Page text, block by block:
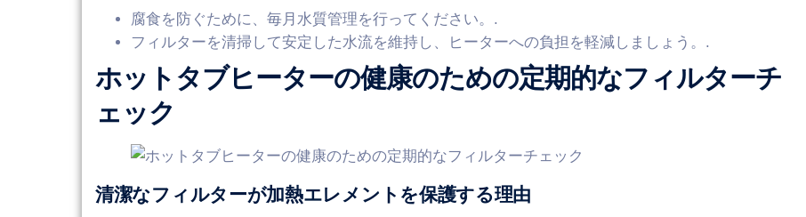
腐食を防ぐために、毎月水質管理を行ってください。.
フィルターを清掃して安定した水流を維持し、ヒーターへの負担を軽減しましょう。.
ホットタブヒーターの健康のための定期的なフィルターチ
ェック
清潔なフィルターが加熱エレメントを保護する理由